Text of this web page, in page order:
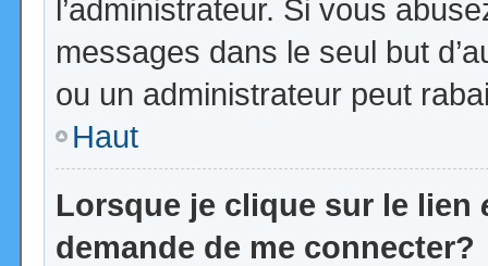
l’administrateur. Si vous
messages dans le seul but
ou un administrateur peut
Haut
Lorsque je clique sur le lien
demande de me connecter?